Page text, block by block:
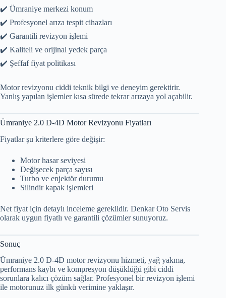
✔️ Ümraniye merkezi konum
✔️ Profesyonel arıza tespit cihazları
✔️ Garantili revizyon işlemi
✔️ Kaliteli ve orijinal yedek parça
✔️ Şeffaf fiyat politikası
Motor revizyonu ciddi teknik bilgi ve deneyim gerektirir.
Yanlış yapılan işlemler kısa sürede tekrar arızaya yol açabilir.
Ümraniye 2.0 D-4D Motor Revizyonu Fiyatları
Fiyatlar şu kriterlere göre değişir:
Motor hasar seviyesi
Değişecek parça sayısı
Turbo ve enjektör durumu
Silindir kapak işlemleri
Net fiyat için detaylı inceleme gereklidir. Denkar Oto Servis
olarak uygun fiyatlı ve garantili çözümler sunuyoruz.
Sonuç
Ümraniye 2.0 D-4D motor revizyonu hizmeti, yağ yakma,
performans kaybı ve kompresyon düşüklüğü gibi ciddi
sorunlara kalıcı çözüm sağlar. Profesyonel bir revizyon işlemi
ile motorunuz ilk günkü verimine yaklaşır.